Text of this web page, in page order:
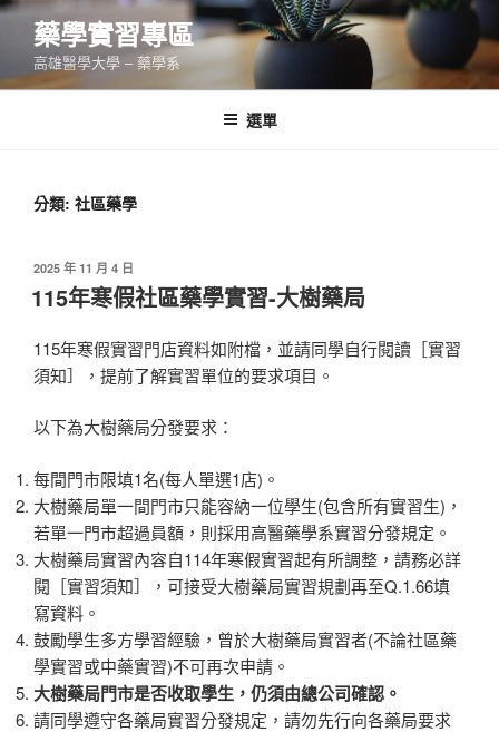
跳
要
藥學實習專區
高雄醫學大學 – 藥學系
選單
分類: 社區藥學
發
佈
於
2025 年 11 月 4 日
115年寒假社區藥學實習-大樹藥局
115年寒假實習門店資料如附檔，並請同學自行閱讀［實習
須知］，提前了解實習單位的要求項目。
以下為大樹藥局分發要求：
每間門市限填1名(每人單選1店)。
大樹藥局單一間門市只能容納一位學生(包含所有實習生)，
若單一門市超過員額，則採用高醫藥學系實習分發規定。
大樹藥局實習內容自114年寒假實習起有所調整，請務必詳
閱［實習須知］，可接受大樹藥局實習規劃再至Q.1.66填
寫資料。
鼓勵學生多方學習經驗，曾於大樹藥局實習者(不論社區藥
學實習或中藥實習)不可再次申請。
大樹藥局門市是否收取學生，仍須由總公司確認。
請同學遵守各藥局實習分發規定，請勿先行向各藥局要求